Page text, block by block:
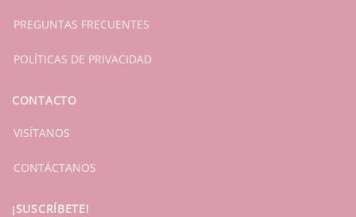
PREGUNTAS FRECUENTES
POLÍTICAS DE PRIVACIDAD
CONTACTO
VISÍTANOS
CONTÁCTANOS
¡SUSCRÍBETE!